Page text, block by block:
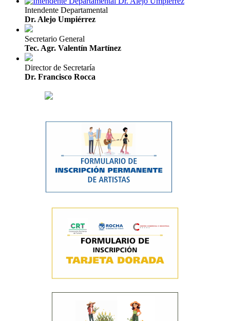
Intendente Departamental
Dr. Alejo Umpiérrez
Secretario General
Tec. Agr. Valentín Martínez
Director de Secretaría
Dr. Francisco Rocca